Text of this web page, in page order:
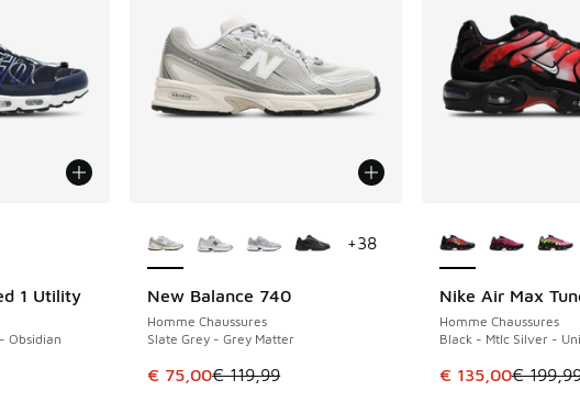
1 Utility
Obsidian
Prix en baisse de € 199,99 à € 120,00
New Balance 740
Homme Chaussures
Slate Grey - Grey Matter
Cet article est en promotion. Prix en baisse de €
€ 75,00€ 119,99
ÉCONOMISE 44 €
+38
Nike Air Max
Homme Chaussures
Black - Mtlc Silver -
Cet article est en
€ 135,00€
ÉCONOMISE 64 €